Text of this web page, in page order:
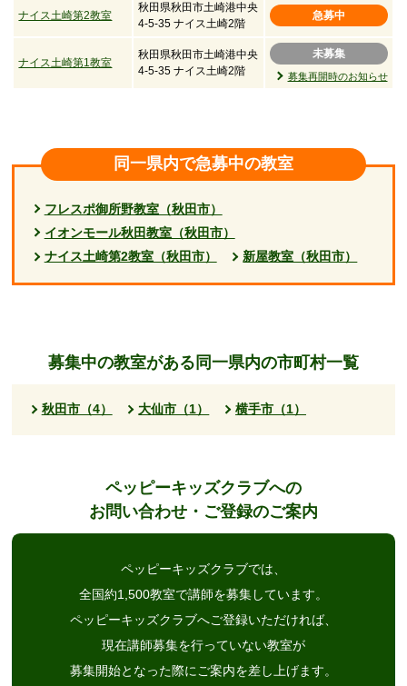
ナイス土崎第2教室
秋田県秋田市土崎港中央
4-5-35 ナイス土崎2階
急募中
ナイス土崎第1教室
秋田県秋田市土崎港中央
4-5-35 ナイス土崎2階
未募集
募集再開時のお知らせ
同一県内で急募中の教室
フレスポ御所野教室（秋田市）
イオンモール秋田教室（秋田市）
ナイス土崎第2教室（秋田市）
新屋教室（秋田市）
募集中の教室がある同一県内の市町村一覧
秋田市（4） 大仙市（1） 横手市（1）
ペッピーキッズクラブへの
お問い合わせ・ご登録のご案内
ペッピーキッズクラブでは、
全国約1,500教室で講師を募集しています。
ペッピーキッズクラブへご登録いただければ、
現在講師募集を行っていない教室が
募集開始となった際にご案内を差し上げます。